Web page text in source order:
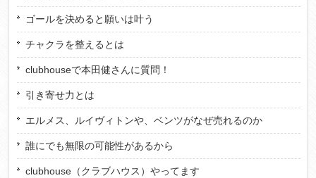
ゴールを決めると願いは叶う
チャクラを整えるとは
clubhouseで本田健さんに質問！
引き寄せ力とは
エルメス、ルイヴィトンや、ベンツがなぜ売れるのか
誰にでも無限の可能性があるから
clubhouse（クラブハウス）やってます